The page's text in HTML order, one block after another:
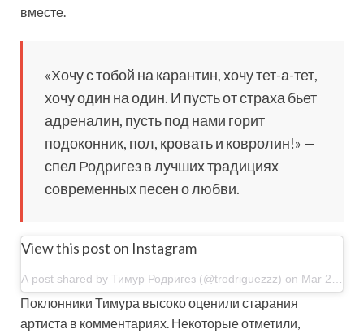
вместе.
«Хочу с тобой на карантин, хочу тет-а-тет,
хочу один на один. И пусть от страха бьет
адреналин, пусть под нами горит
подоконник, пол, кровать и ковролин!» —
спел Родригез в лучших традициях
современных песен о любви.
View this post on Instagram
Поклонники Тимура высоко оценили старания
артиста в комментариях. Некоторые отметили,